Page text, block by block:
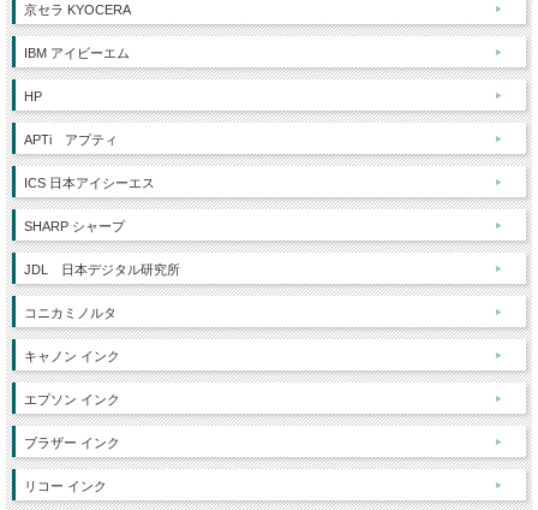
京セラ KYOCERA
IBM アイビーエム
HP
APTi アプティ
ICS 日本アイシーエス
SHARP シャープ
JDL 日本デジタル研究所
コニカミノルタ
キャノン インク
エプソン インク
ブラザー インク
リコー インク